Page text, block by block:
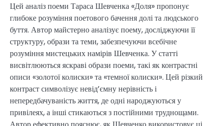
Цей аналіз поеми Тараса Шевченка «Доля» пропонує
глибоке розуміння поетового бачення долі та людського
буття. Автор майстерно аналізує поему, досліджуючи її
структуру, образи та теми, забезпечуючи всебічне
розуміння мистецьких намірів Шевченка. У статті
висвітлюються яскраві образи поеми, такі як контрастні
описи «золотої колиски» та «темної колиски». Цей різкий
контраст символізує невід’ємну нерівність і
непередбачуваність життя, де одні народжуються у
привілеях, а інші стикаються з постійними труднощами.